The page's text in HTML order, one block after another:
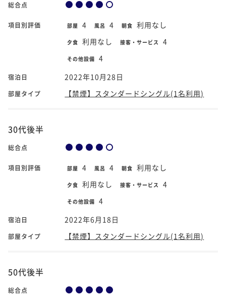
総合点
項目別評価 部屋 4 風呂 4 朝食 利用なし
夕食 利用なし 接客・サービス 4
その他設備 4
宿泊日 2022年10月28日
部屋タイプ 【禁煙】スタンダードシングル(1名利用)
30代後半
総合点
項目別評価 部屋 4 風呂 4 朝食 利用なし
夕食 利用なし 接客・サービス 4
その他設備 4
宿泊日 2022年6月18日
部屋タイプ 【禁煙】スタンダードシングル(1名利用)
50代後半
総合点